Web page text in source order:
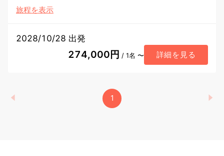
旅程を表示
2028/10/28 出発
274,000円 / 1名 〜 詳細を見る
1